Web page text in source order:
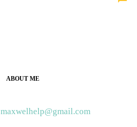
ABOUT ME
maxwelhelp@gmail.com